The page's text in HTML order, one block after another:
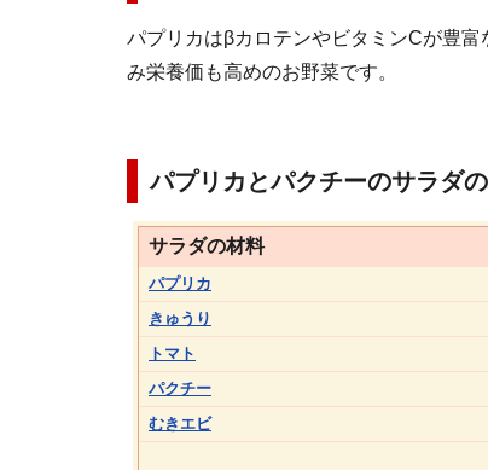
パプリカはβカロテンやビタミンCが豊
み栄養価も高めのお野菜です。
パプリカとパクチーのサラダの
サラダの材料
パプリカ
きゅうり
トマト
パクチー
むきエビ